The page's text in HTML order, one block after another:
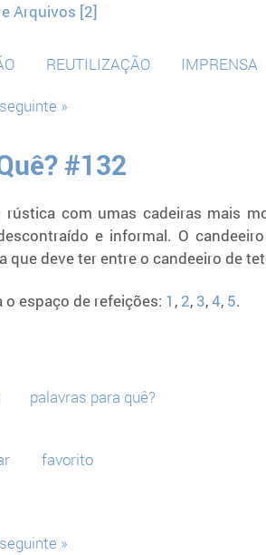
Arquivos [2]
REUTILIZAÇÃO IMPRENSA
seguinte »
#132
com umas cadeiras mais
e informal. O
que deve ter entre o candeeiro de
espaço de refeições: 1 , 2, 3,4, 5.
palavras para quê?
favorito
seguinte »